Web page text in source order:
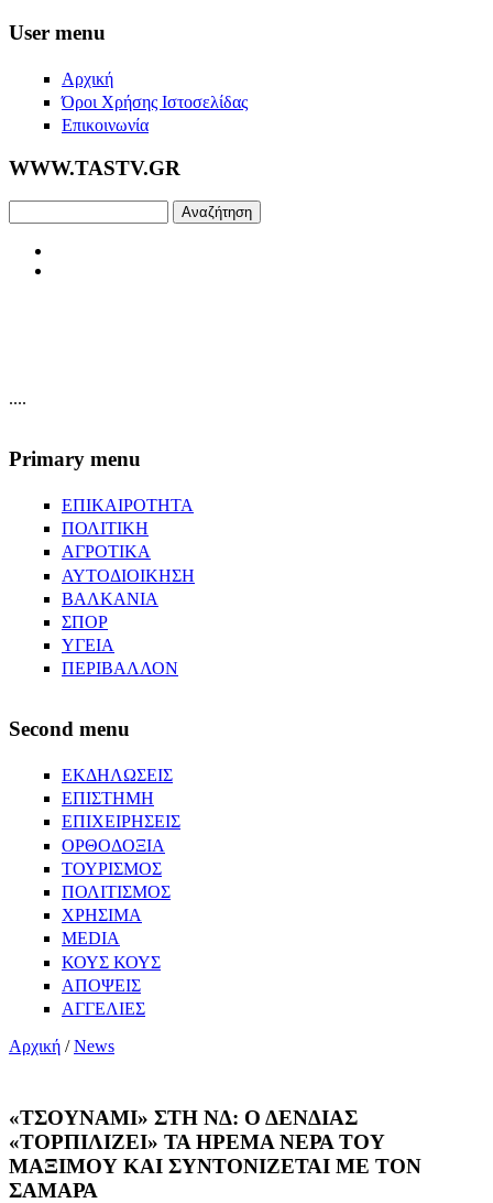
Skip to main content
User menu
Αρχική
Όροι Χρήσης Ιστοσελίδας
Επικοινωνία
WWW.TASTV.GR
....
Primary menu
ΕΠΙΚΑΙΡΟΤΗΤΑ
ΠΟΛΙΤΙΚΗ
ΑΓΡΟΤΙΚΑ
ΑΥΤΟΔΙΟΙΚΗΣΗ
ΒΑΛΚΑΝΙΑ
ΣΠΟΡ
ΥΓΕΙΑ
ΠΕΡΙΒΑΛΛΟΝ
Second menu
ΕΚΔΗΛΩΣΕΙΣ
ΕΠΙΣΤΗΜΗ
ΕΠΙΧΕΙΡΗΣΕΙΣ
ΟΡΘΟΔΟΞΙΑ
ΤΟΥΡΙΣΜΟΣ
ΠΟΛΙΤΙΣΜΟΣ
ΧΡΗΣΙΜΑ
MEDIA
ΚΟΥΣ ΚΟΥΣ
ΑΠΟΨΕΙΣ
ΑΓΓΕΛΙΕΣ
Αρχική /News
«ΤΣΟΥΝΑΜΙ» ΣΤΗ ΝΔ: Ο ΔΕΝΔΙΑΣ
«ΤΟΡΠΙΛΙΖΕΙ» ΤΑ ΗΡΕΜΑ ΝΕΡΑ ΤΟΥ
ΜΑΞΙΜΟΥ ΚΑΙ ΣΥΝΤΟΝΙΖΕΤΑΙ ΜΕ ΤΟΝ
ΣΑΜΑΡΑ